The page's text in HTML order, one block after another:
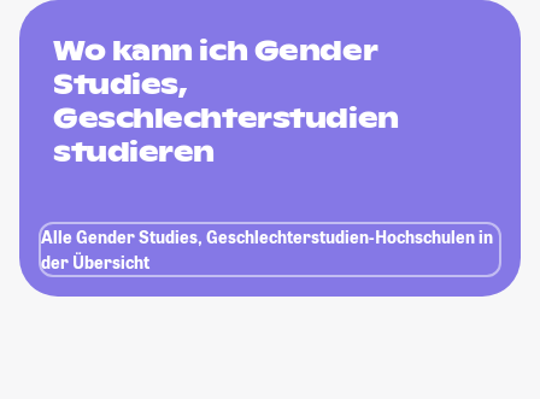
Wo kann ich Gender
Studies,
Geschlechterstudien
studieren
Alle Gender Studies, Geschlechterstudien-Hochschulen in
der Übersicht